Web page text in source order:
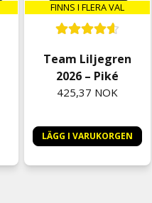
FINNS I FLERA VAL
Team Liljegren
2026 – Piké
425,37 NOK
LÄGG I VARUKORGEN